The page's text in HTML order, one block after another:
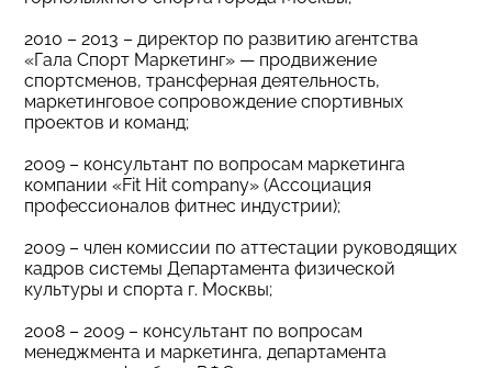
2010 – 2013 – директор по развитию агентства
«Гала Спорт Маркетинг» — продвижение
спортсменов, трансферная деятельность,
маркетинговое сопровождение спортивных
проектов и команд;
2009 – консультант по вопросам маркетинга
компании «Fit Hit company» (Ассоциация
профессионалов фитнес индустрии);
2009 – член комиссии по аттестации руководящих
кадров системы Департамента физической
культуры и спорта г. Москвы;
2008 – 2009 – консультант по вопросам
менеджмента и маркетинга, департамента